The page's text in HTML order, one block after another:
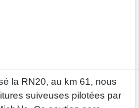
la RN20, au km 61, nous
suiveuses pilotées par